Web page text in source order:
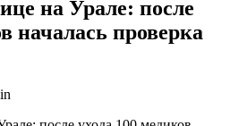
на Урале: после
началась проверка